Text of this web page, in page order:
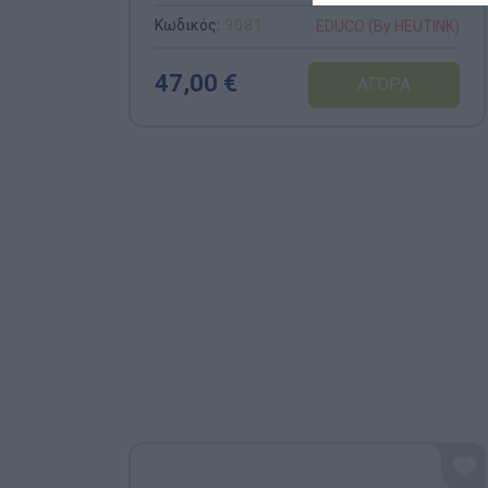
Κωδικός: 9081 EDUCO (By HEUTINK)
47,00 €